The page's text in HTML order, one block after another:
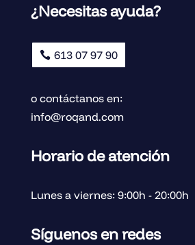
¿Necesitas ayuda?
613 07 97 90
o contáctanos en:
info@roqand.com
Horario de atención
Lunes a viernes: 9:00h - 20:00h
Síguenos en redes